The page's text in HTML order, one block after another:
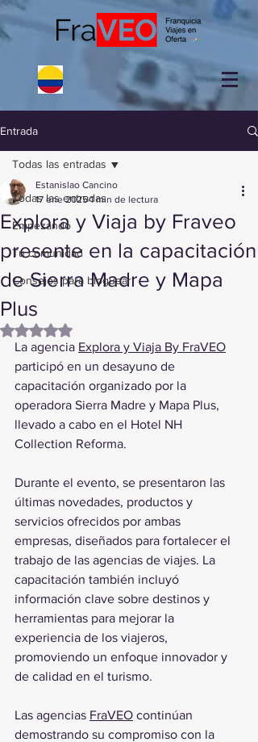
Entrada
Todas las entradas
Empezando
Tu comunidad
Consejos para bloguear
Todas las entradas
Explora y Viaja by Fraveo
presente en la capacitación
de Sierra Madre y Mapa
Plus
Estanislao Cancino
17 ene 2025 1 min de lectura
Obtuvo NaN de 5 estrellas.
La agencia Explora y Viaja By FraVEO
participó en un desayuno de
capacitación organizado por la
operadora Sierra Madre y Mapa Plus,
llevado a cabo en el Hotel NH
Collection Reforma.
Durante el evento, se presentaron las
últimas novedades, productos y
servicios ofrecidos por ambas
empresas, diseñados para fortalecer el
trabajo de las agencias de viajes. La
capacitación también incluyó
información clave sobre destinos y
herramientas para mejorar la
experiencia de los viajeros,
promoviendo un enfoque innovador y
de calidad en el turismo.
Las agencias FraVEO continúan
demostrando su compromiso con la